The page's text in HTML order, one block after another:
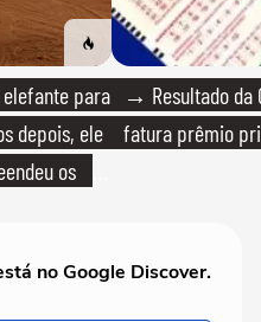
para
depois, ele
os
→ Resultado da
fatura prêmio
no Google Discover.